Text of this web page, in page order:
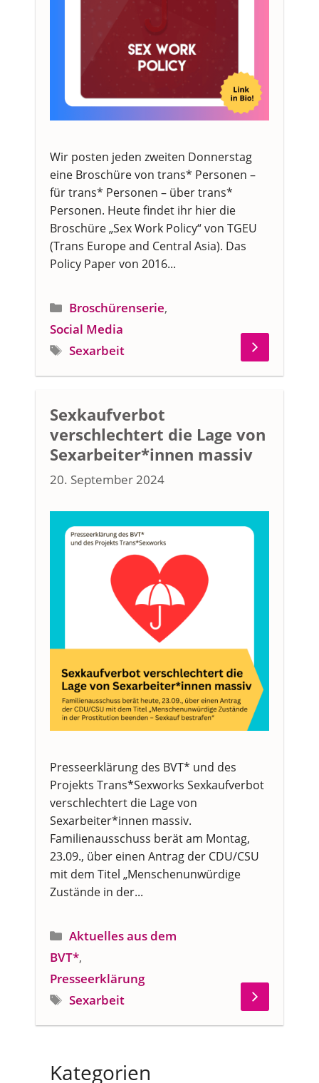
Wir posten jeden zweiten Donnerstag
eine Broschüre von trans* Personen –
für trans* Personen – über trans*
Personen. Heute findet ihr hier die
Broschüre „Sex Work Policy“ von TGEU
(Trans Europe and Central Asia). Das
Policy Paper von 2016...
Kategorien
Broschürenserie,
Social Media
Schlagwörter
Sexarbeit
Sexkaufverbot
verschlechtert die Lage von
Sexarbeiter*innen massiv
20. September 2024
Presseerklärung des BVT* und des
Projekts Trans*Sexworks Sexkaufverbot
verschlechtert die Lage von
Sexarbeiter*innen massiv.
Familienausschuss berät am Montag,
23.09., über einen Antrag der CDU/CSU
mit dem Titel „Menschenunwürdige
Zustände in der...
Kategorien
Aktuelles aus dem
BVT*,
Presseerklärung
Schlagwörter
Sexarbeit
Kategorien